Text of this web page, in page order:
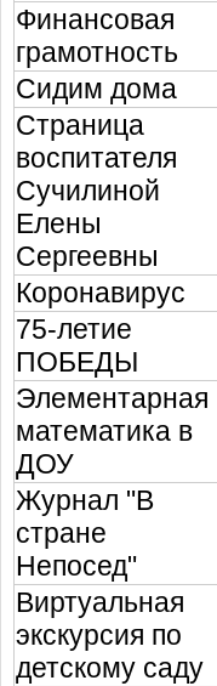
Финансовая
грамотность
Сидим дома
Страница
воспитателя
Сучилиной
Елены
Сергеевны
Коронавирус
75-летие
ПОБЕДЫ
Элементарная
математика в
ДОУ
Журнал "В
стране
Непосед"
Виртуальная
экскурсия по
детскому саду